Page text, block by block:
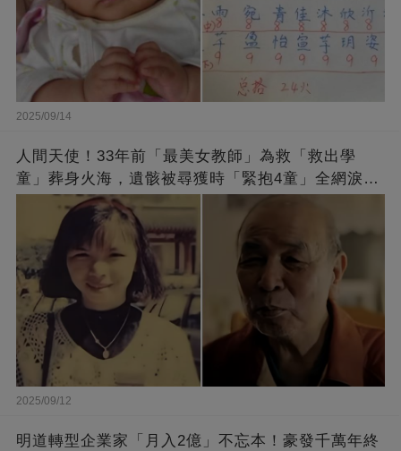
2025/09/14
人間天使！33年前「最美女教師」為救「救出學
童」葬身火海，遺骸被尋獲時「緊抱4童」全網淚
崩：真正的英雄不該被遺忘
2025/09/12
明道轉型企業家「月入2億」不忘本！豪發千萬年終